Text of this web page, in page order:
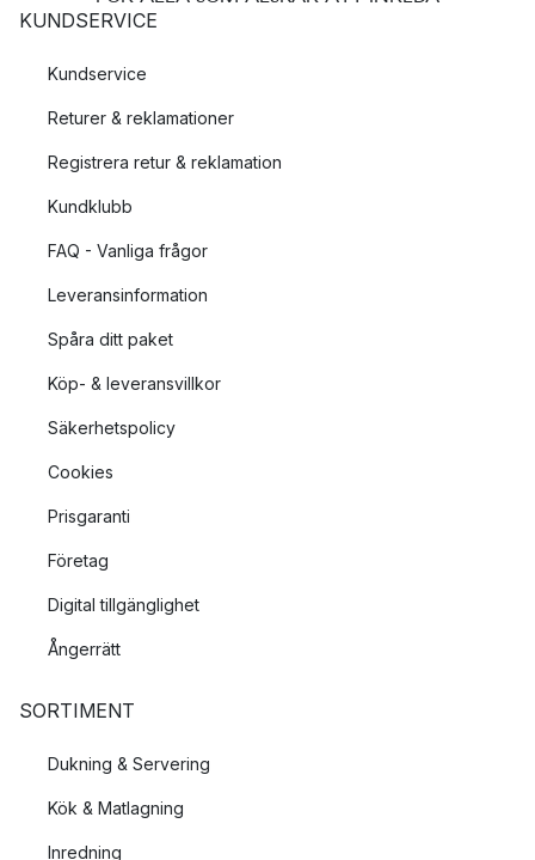
KUNDSERVICE
Kundservice
Returer & reklamationer
Registrera retur & reklamation
Kundklubb
FAQ - Vanliga frågor
Leveransinformation
Spåra ditt paket
Köp- & leveransvillkor
Säkerhetspolicy
Cookies
Prisgaranti
Företag
Digital tillgänglighet
Ångerrätt
SORTIMENT
Dukning & Servering
Kök & Matlagning
Inredning